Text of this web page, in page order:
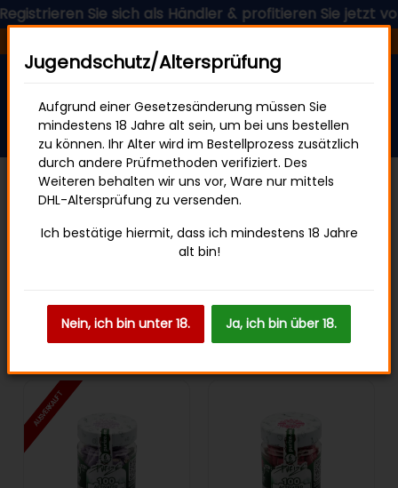
Sie sich als Händler & profitieren Sie jetzt von
Versandfertig in 24 Stunden
Versandkostenfrei ab 49 € Bestellwert
Raucherbedarf
Aktivkohlefilter
Artikel 1 - 20 von 30
AUSVERKAUFT
Jugendschutz/Altersprüfung
Aufgrund einer Gesetzesänderung müssen Sie
mindestens 18 Jahre alt sein, um bei uns bestellen
zu können. Ihr Alter wird im Bestellprozess zusätzlich
durch andere Prüfmethoden verifiziert. Des
Weiteren behalten wir uns vor, Ware nur mittels
DHL-Altersprüfung zu versenden.
Ich bestätige hiermit, dass ich mindestens 18 Jahre
alt bin!
Nein, ich bin unter 18. Ja, ich bin über 18.